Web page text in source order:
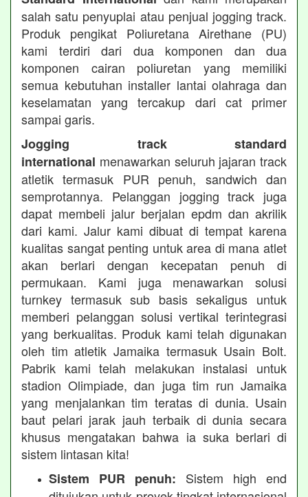
salah satu penyuplai atau penjual jogging track.
Produk pengikat Poliuretana Airethane (PU)
kami terdiri dari dua komponen dan dua
komponen cairan poliuretan yang memiliki
semua kebutuhan installer lantai olahraga dan
keselamatan yang tercakup dari cat primer
sampai garis.
Jogging track standard
international menawarkan seluruh jajaran track
atletik termasuk PUR penuh, sandwich dan
semprotannya. Pelanggan jogging track juga
dapat membeli jalur berjalan epdm dan akrilik
dari kami. Jalur kami dibuat di tempat karena
kualitas sangat penting untuk area di mana atlet
akan berlari dengan kecepatan penuh di
permukaan. Kami juga menawarkan solusi
turnkey termasuk sub basis sekaligus untuk
memberi pelanggan solusi vertikal terintegrasi
yang berkualitas. Produk kami telah digunakan
oleh tim atletik Jamaika termasuk Usain Bolt.
Pabrik kami telah melakukan instalasi untuk
stadion Olimpiade, dan juga tim run Jamaika
yang menjalankan tim teratas di dunia. Usain
baut pelari jarak jauh terbaik di dunia secara
khusus mengatakan bahwa ia suka berlari di
sistem lintasan kita!
Sistem PUR penuh: Sistem high end